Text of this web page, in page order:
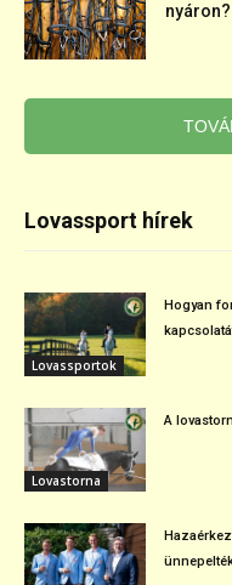
nyáron?
Lovassport hírek
Lovassportok
Hogyan
Lovastorna
A